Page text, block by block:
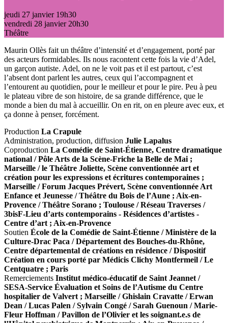
jeudi 27 janvier 19h30
vendredi 28 janvier 20h30
Théâtre
Maurin Ollès fait un théâtre d’intensité et d’engagement, porté par
des acteurs formidables. Ils nous racontent cette fois la vie d’Adel,
un garçon autiste. Adel, on ne le voit pas et il est partout, c’est
l’absent dont parlent les autres, ceux qui l’accompagnent et
l’entourent au quotidien, pour le meilleur et pour le pire. Peu à peu
le plateau vibre de son histoire, de sa grande différence, que le
monde a bien du mal à accueillir. On en rit, on en pleure avec eux, et
ça donne à penser, forcément.
Production La Crapule
Administration, production, diffusion Julie Lapalus
Coproduction La Comédie de Saint-Étienne, Centre dramatique
national / Pôle Arts de la Scène-Friche la Belle de Mai ;
Marseille / le Théâtre Joliette, Scène conventionnée art et
création pour les expressions et écritures contemporaines ;
Marseille / Forum Jacques Prévert, Scène conventionnée Art
Enfance et Jeunesse / Théâtre du Bois de l’Aune ; Aix-en-
Provence / Théâtre Sorano ; Toulouse / Réseau Traverses /
3bisF-Lieu d’arts contemporains - Résidences d’artistes -
Centre d’art ; Aix-en-Provence
Soutien École de la Comédie de Saint-Étienne / Ministère de la
Culture-Drac Paca / Département des Bouches-du-Rhône,
Centre départemental de créations en résidence / Dispositif
Création en cours porté par Médicis Clichy Montfermeil / Le
Centquatre ; Paris
Remerciements Institut médico-éducatif de Saint Jeannet /
SESA-Service Évaluation et Soins de l’Autisme du Centre
hospitalier de Valvert ; Marseille / Ghislain Cravatte / Erwan
Dean / Lucas Palen / Sylvain Congé / Sarah Guenoun / Marie-
Fleur Hoffman / Pavillon de l’Olivier et les soignant.e.s de